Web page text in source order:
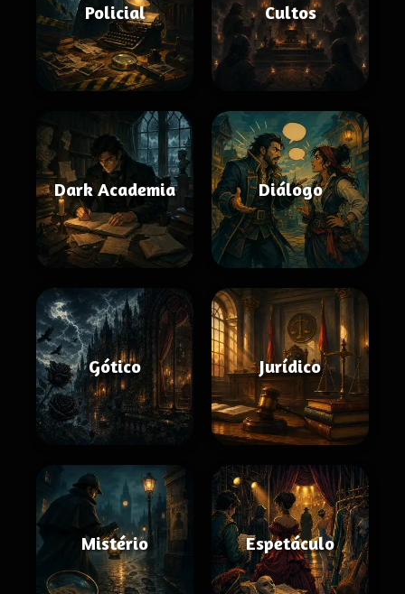
Policial Cultos
Dark Academia Diálogo
Gótico Jurídico
Mistério Espetáculo